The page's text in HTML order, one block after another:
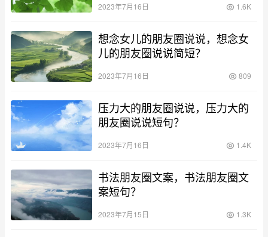
2023年7月16日 1.6K
想念女儿的朋友圈说说，想念女
儿的朋友圈说说简短？
2023年7月16日 809
压力大的朋友圈说说，压力大的
朋友圈说说短句？
2023年7月16日 1.4K
书法朋友圈文案，书法朋友圈文
案短句？
2023年7月15日 1.3K